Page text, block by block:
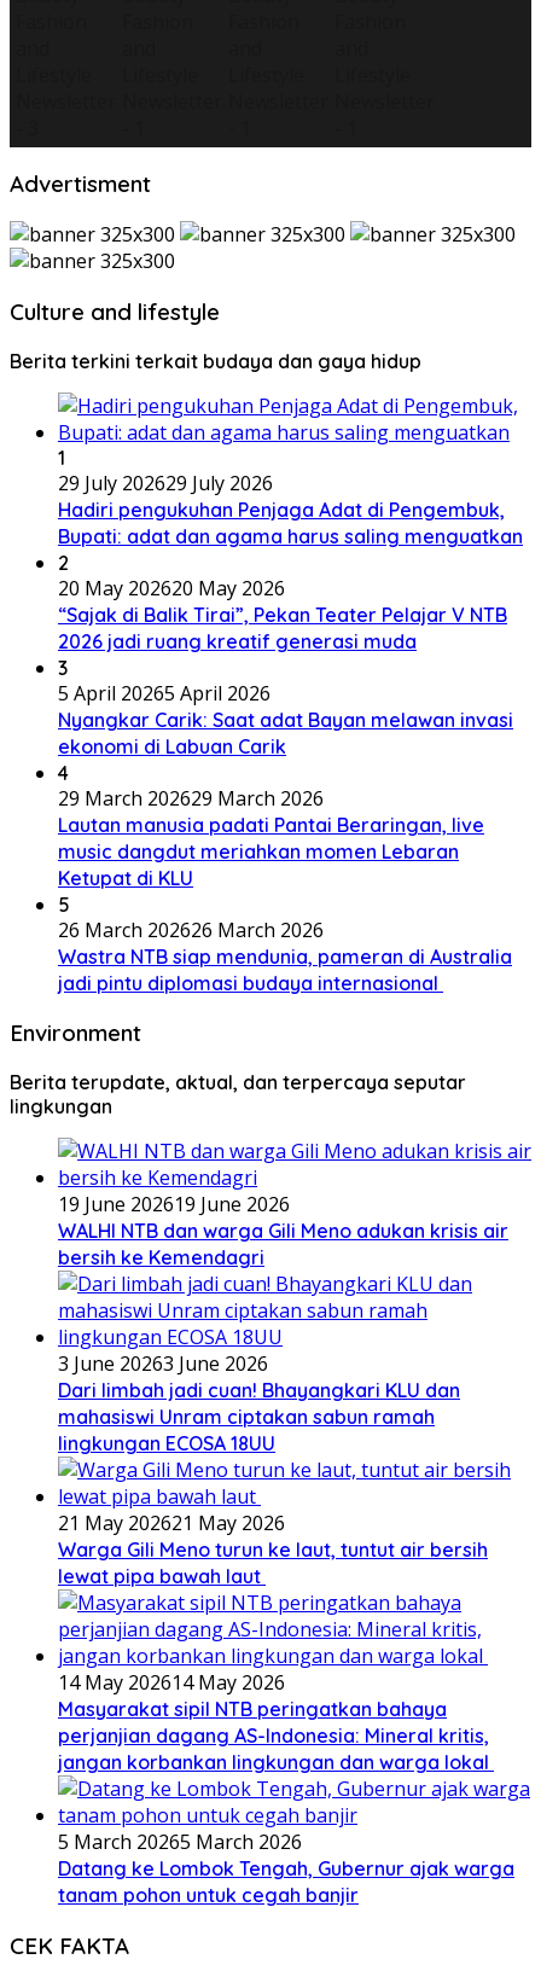
Advertisment
Culture and lifestyle
Berita terkini terkait budaya dan gaya hidup
1
29 July 202629 July 2026
Hadiri pengukuhan Penjaga Adat di Pengembuk,
Bupati: adat dan agama harus saling menguatkan
2
20 May 202620 May 2026
“Sajak di Balik Tirai”, Pekan Teater Pelajar V NTB
2026 jadi ruang kreatif generasi muda
3
5 April 20265 April 2026
Nyangkar Carik: Saat adat Bayan melawan invasi
ekonomi di Labuan Carik
4
29 March 202629 March 2026
Lautan manusia padati Pantai Beraringan, live
music dangdut meriahkan momen Lebaran
Ketupat di KLU
5
26 March 202626 March 2026
Wastra NTB siap mendunia, pameran di Australia
jadi pintu diplomasi budaya internasional
Environment
Berita terupdate, aktual, dan terpercaya seputar
lingkungan
19 June 202619 June 2026
WALHI NTB dan warga Gili Meno adukan krisis air
bersih ke Kemendagri
3 June 20263 June 2026
Dari limbah jadi cuan! Bhayangkari KLU dan
mahasiswi Unram ciptakan sabun ramah
lingkungan ECOSA 18UU
21 May 202621 May 2026
Warga Gili Meno turun ke laut, tuntut air bersih
lewat pipa bawah laut
14 May 202614 May 2026
Masyarakat sipil NTB peringatkan bahaya
perjanjian dagang AS-Indonesia: Mineral kritis,
jangan korbankan lingkungan dan warga lokal
5 March 20265 March 2026
Datang ke Lombok Tengah, Gubernur ajak warga
tanam pohon untuk cegah banjir
CEK FAKTA